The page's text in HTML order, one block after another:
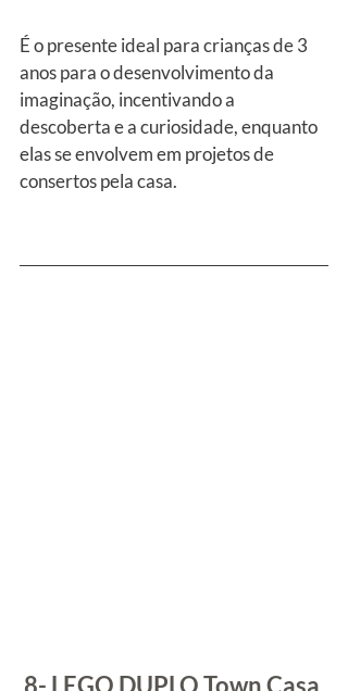
É o presente ideal para crianças de 3
anos para o desenvolvimento da
imaginação, incentivando a
descoberta e a curiosidade, enquanto
elas se envolvem em projetos de
consertos pela casa.